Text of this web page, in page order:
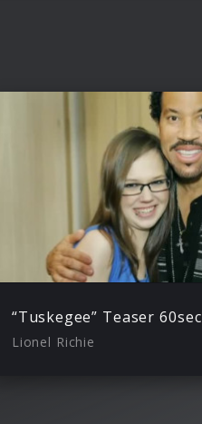
“Tuskegee” Teaser 60sec
Lionel Richie